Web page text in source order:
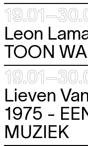
Leon
TOON
Lieven
1975 -
MUZIEK